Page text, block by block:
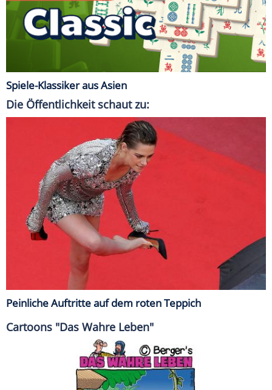
Spiele-Klassiker aus Asien
Die Öffentlichkeit schaut zu:
Peinliche Auftritte auf dem roten Teppich
Cartoons "Das Wahre Leben"